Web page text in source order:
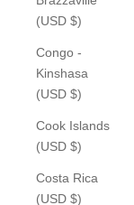
(USD $)
Congo -
Kinshasa
(USD $)
Cook Islands
(USD $)
Costa Rica
(USD $)